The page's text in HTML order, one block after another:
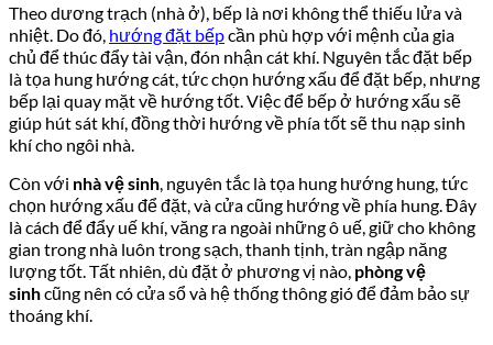
Theo dương trạch (nhà ở), bếp là nơi không thể thiếu lửa và
nhiệt. Do đó, hướng đặt bếpcần phù hợp với mệnh của gia
chủ để thúc đẩy tài vận, đón nhận cát khí. Nguyên tắc đặt bếp
là tọa hung hướng cát, tức chọn hướng xấu để đặt bếp, nhưng
bếp lại quay mặt về hướng tốt. Việc để bếp ở hướng xấu sẽ
giúp hút sát khí, đồng thời hướng về phía tốt sẽ thu nạp sinh
khí cho ngôi nhà.
Còn với nhà vệ sinh , nguyên tắc là tọa hung hướng hung, tức
chọn hướng xấu để đặt, và cửa cũng hướng về phía hung. Đây
là cách để đẩy uế khí, văng ra ngoài những ô uế, giữ cho không
gian trong nhà luôn trong sạch, thanh tịnh, tràn ngập năng
lượng tốt. Tất nhiên, dù đặt ở phương vị nào, phòng vệ
sinhcũng nên có cửa sổ và hệ thống thông gió để đảm bảo sự
thoáng khí.